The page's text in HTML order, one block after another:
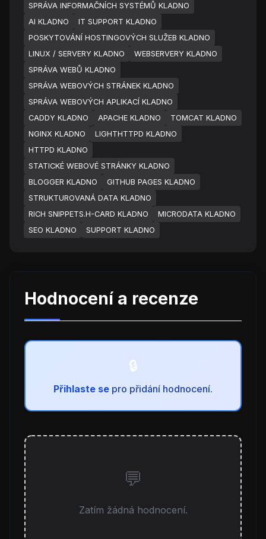
SPRÁVA INFORMAČNÍCH SYSTÉMŮ KLADNO
AI KLADNO
IT SUPPORT KLADNO
POSKYTOVÁNÍ HOSTINGOVÝCH SLUŽEB KLADNO
LINUX / SERVERY KLADNO
WEBSERVERY KLADNO
SPRÁVA WEBŮ KLADNO
SPRÁVA WEBOVÝCH STRÁNEK KLADNO
SPRÁVA WEBOVÝCH APLIKACÍ KLADNO
CADDY KLADNO
APACHE KLADNO
TOMCAT KLADNO
NGINX KLADNO
LIGHTHTTPD KLADNO
HTTPD KLADNO
STATICKÉ WEBOVÉ STRÁNKY KLADNO
BLOGGER KLADNO
GITHUB PAGES KLADNO
STRUKTUROVANÁ DATA KLADNO
RICH SNIPPETS.H-CARD KLADNO
MICRODATA KLADNO
SEO KLADNO
SUPPORT KLADNO
Hodnocení a recenze
Přihlaste se pro přidání hodnocení.
Zatím žádná hodnocení.